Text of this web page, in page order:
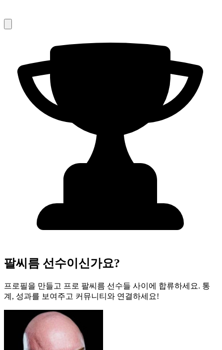
팔씨름 선수이신가요?
프로필을 만들고 프로 팔씨름 선수들 사이에 합류하세요. 통
계, 성과를 보여주고 커뮤니티와 연결하세요!